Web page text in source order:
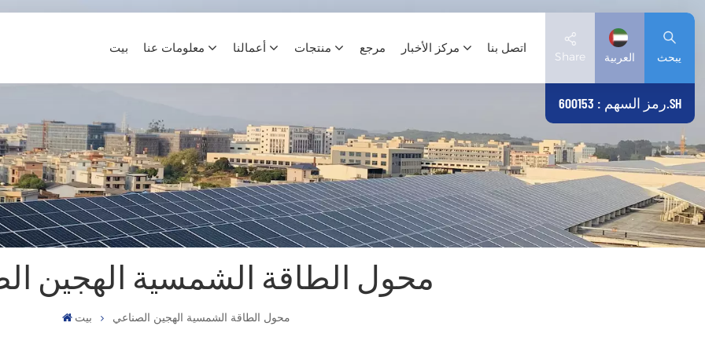
بيت معلومات عنا أعمالنا منتجات مرجع مركز الأخبار اتصل بنا
Share العربية
English
Deutsch
español
日本語
يبحث
رمز السهم : 600153.SH
محول الطاقة الشمسية الهجين
بيت محول الطاقة الشمسية الهجين الصناعي